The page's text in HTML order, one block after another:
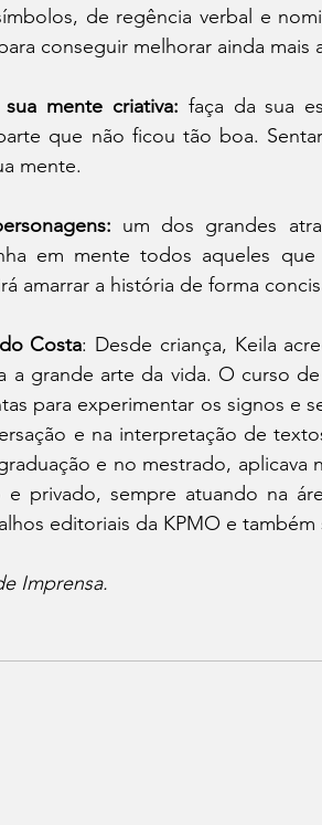
de regência verbal e
conseguir melhorar ainda mais
mente criativa: faça da sua
que não ficou tão boa.
mente.
um dos grandes
em mente todos aqueles
amarrar a história de forma
Costa: Desde criança, Keila
a grande arte da vida. O curso
para experimentar os signos e
e na interpretação de
e no mestrado,
e privado, sempre atuando na
editoriais da KPMO e também
Imprensa.